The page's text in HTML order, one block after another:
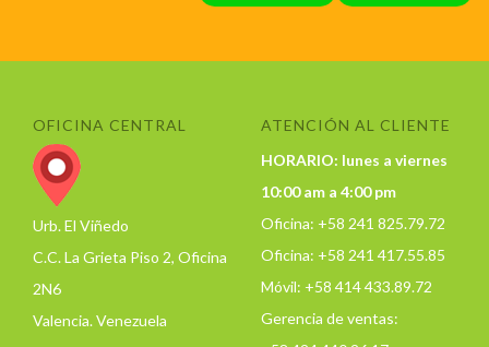
OFICINA CENTRAL
Urb. El Viñedo
C.C. La Grieta Piso 2, Oficina
2N6
Valencia. Venezuela
ATENCIÓN AL CLIENTE
HORARIO: lunes a viernes
10:00 am a 4:00 pm
Oficina: +58 241 825.79.72
Oficina: +58 241 417.55.85
Móvil: +58 414 433.89.72
Gerencia de ventas: